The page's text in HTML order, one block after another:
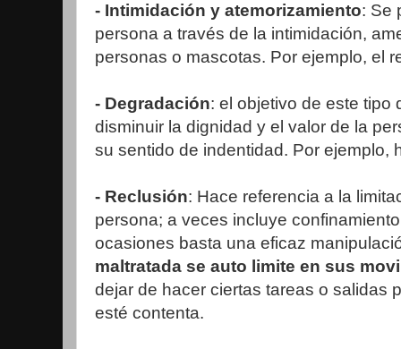
- Intimidación y atemorizamiento: Se
persona a través de la intimidación,
personas o mascotas. Por ejemplo, el
- Degradación: el objetivo de este tipo
disminuir la dignidad y el valor de la
su sentido de indentidad. Por ejemplo,
- Reclusión: Hace referencia a la
persona; a veces incluye
ocasiones basta una eficaz
maltratada se auto limite en sus
dejar de hacer ciertas tareas o salidas
esté contenta.